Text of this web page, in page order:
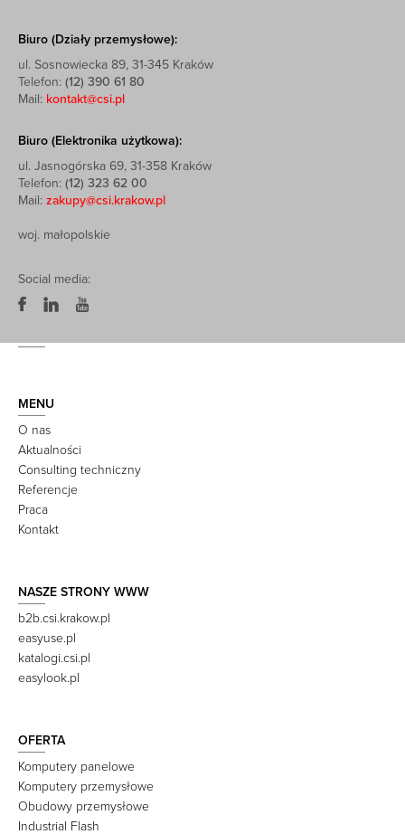
Biuro (Działy przemysłowe):
ul. Sosnowiecka 89, 31-345 Kraków
Telefon: (12) 390 61 80
Mail: kontakt@csi.pl
Biuro (Elektronika użytkowa):
ul. Jasnogórska 69, 31-358 Kraków
Telefon: (12) 323 62 00
Mail: zakupy@csi.krakow.pl
woj. małopolskie
Social media:
MENU
O nas
Aktualności
Consulting techniczny
Referencje
Praca
Kontakt
NASZE STRONY WWW
b2b.csi.krakow.pl
easyuse.pl
katalogi.csi.pl
easylook.pl
OFERTA
Komputery panelowe
Komputery przemysłowe
Obudowy przemysłowe
Industrial Flash